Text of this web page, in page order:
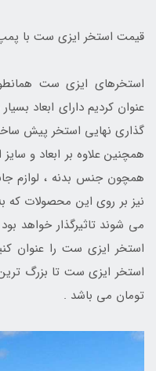
قیمت استخر ایزی ست با
استخرهای ایزی ست
عنوان کردیم دارای ابعاد
گذاری نهایی استخر پیش
همچنین علاوه بر ابعاد و
همچون جنس بدنه ، لوازم
نیز بر روی این محصولات که
می شوند تاثیرگذار خواهد
استخر ایزی ست را عنوان
تومان می باشد .